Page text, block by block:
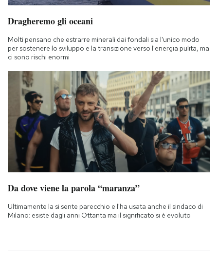
Dragheremo gli oceani
Molti pensano che estrarre minerali dai fondali sia l'unico modo
per sostenere lo sviluppo e la transizione verso l'energia pulita, ma
ci sono rischi enormi
Da dove viene la parola “maranza”
Ultimamente la si sente parecchio e l'ha usata anche il sindaco di
Milano: esiste dagli anni Ottanta ma il significato si è evoluto